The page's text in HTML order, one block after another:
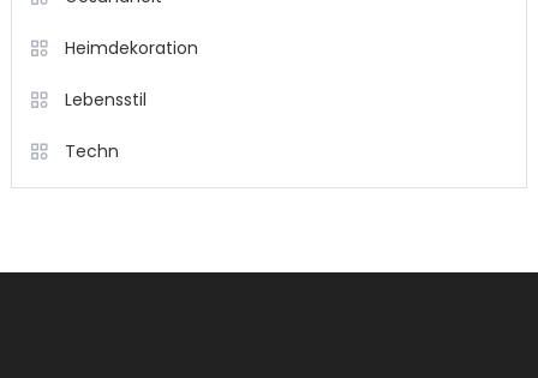
Heimdekoration
Lebensstil
Techn